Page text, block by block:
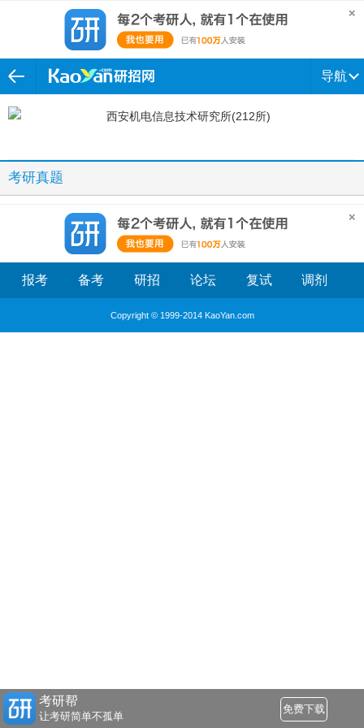
导航
考研真题
报考 备考 研招 论坛 复试 调剂
Copyright © 1999-2014 KaoYan.com
考研帮
让考研简单不孤单
免费下载